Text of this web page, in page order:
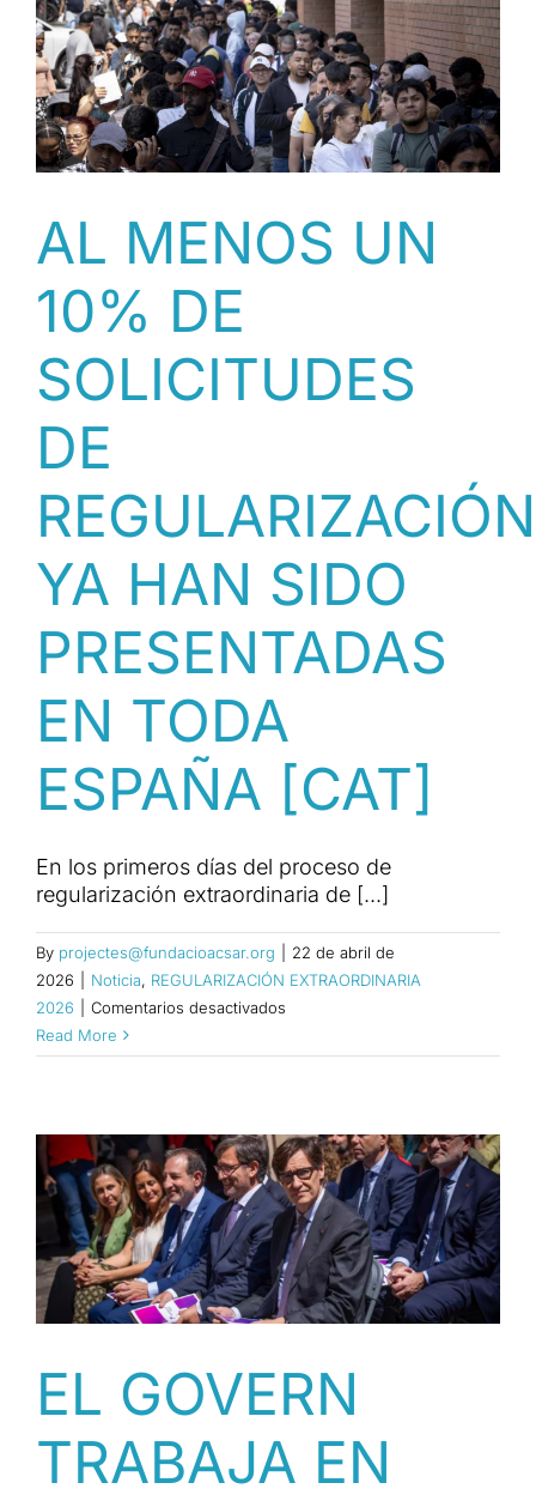
PROCESO
DE
REGULARIZACIÓN
EXTRAORDINARIA
PERO
CRITICA
SU
AL MENOS UN
10% DE
SOLICITUDES
DE
REGULARIZACIÓN
YA HAN SIDO
PRESENTADAS
EN TODA
ESPAÑA [CAT]
En los primeros días del proceso de
regularización extraordinaria de [...]
By projectes@fundacioacsar.org
22 de abril de
2026
Noticia, REGULARIZACIÓN EXTRAORDINARIA
2026
Comentarios desactivados
MENOS
DE
SOLICITUDES
DE
REGULARIZACIÓN
YA
HAN
SIDO
TODA
ESPAÑA
[CAT]
Read More
EL GOVERN
TRABAJA EN